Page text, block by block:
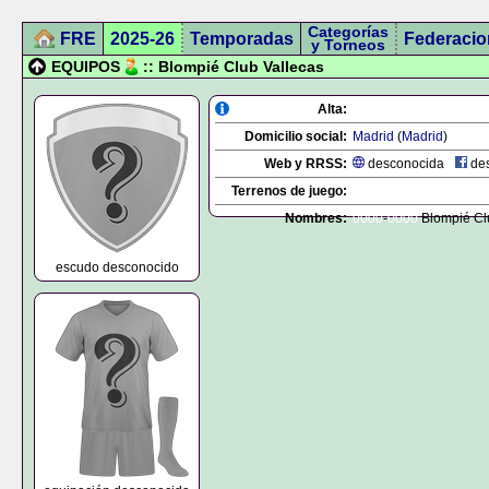
FRE 2025-26 Temporadas Categorías
y Torneos
EQUIPOS :: Blompié Club Vallecas
escudo desconocido
Alta:
Domicilio social: Madrid (Madrid)
Web y RRSS:
desconocida
Terrenos de juego:
Nombres: 0000-0000Blompié